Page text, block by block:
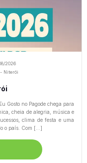
2026
Niterói
Gosto no Pagode chega para
cheia de alegria, música e
clima de festa e uma
o país. Com […]